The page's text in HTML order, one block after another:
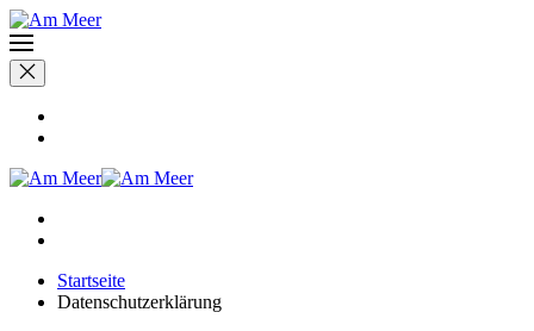
Startseite
Datenschutzerklärung